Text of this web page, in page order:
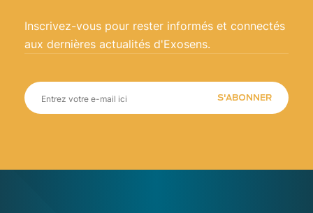
Inscrivez-vous pour rester informés et connectés
aux dernières actualités d'Exosens.
S'ABONNER